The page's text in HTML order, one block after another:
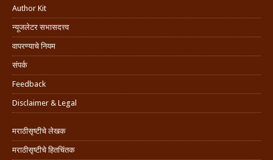
Author Kit
न्यूजलेटर सभासदत्त्व
वापरण्याचे नियम
संपर्क
Feedback
Disclaimer & Legal
मराठीसृष्टीचे लेखक
मराठीसृष्टीचे हितचिंतक